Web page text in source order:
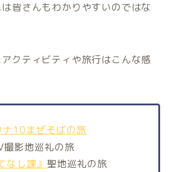
皆さんもわかりやすいのではな
クティビティや旅行はこんな感
10まぜそばの旅
影地巡礼の旅
なし課』 聖地巡礼の旅